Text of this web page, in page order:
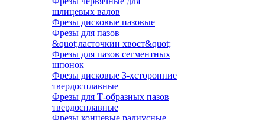
шлицевых валов
Фрезы дисковые пазовые
Фрезы для пазов
&quot;ласточкин хвост&quot;
Фрезы для пазов сегментных
шпонок
Фрезы дисковые 3-хсторонние
твердосплавные
Фрезы для Т-образных пазов
твердосплавные
Фрезы концевые радиусные